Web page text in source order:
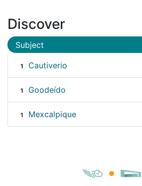
Discover
Subject
1 Cautiverio
1 Goodeído
1 Mexcalpique